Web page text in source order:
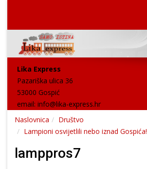
Lika Express
Pazariška ulica 36
53000 Gospić
email: info@lika-express.hr
Naslovnica
Društvo
Lampioni osvijetlili nebo iznad Gospića!
lamppros7